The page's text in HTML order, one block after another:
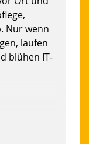
Nur wenn
laufen
blühen IT-